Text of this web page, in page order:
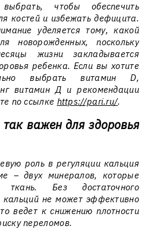
чтобы обеспечить
костей и избежать дефицита.
уделяется тому, какой
новорожденных, поскольку
жизни закладывается
ребенка. Если вы хотите
выбрать витамин D,
витамин Д и рекомендации
по ссылке https://pari.ru/.
важен для здоровья
роль в регуляции кальция
– двух минералов, которые
ткань. Без достаточного
кальций не может эффективно
ведет к снижению плотности
переломов.